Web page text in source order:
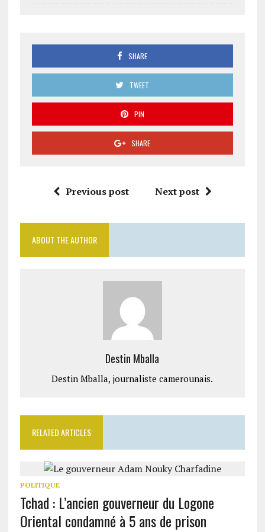
SHARE
TWEET
PIN
SHARE
Previous post Next post
ABOUT THE AUTHOR
Destin Mballa
Destin Mballa, journaliste camerounais.
RELATED ARTICLES
POLITIQUE
Tchad : L’ancien gouverneur du Logone
Oriental condamné à 5 ans de prison